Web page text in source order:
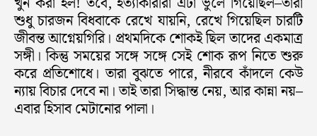
শুধু চারজন বিধবাকে রেখে যায়নি, রেখে গিয়েছিল চারটি
জীবন্ত আগ্নেয়গিরি। প্রথমদিকে শোকই ছিল তাদের একমাত্র
সঙ্গী। কিন্তু সময়ের সঙ্গে সঙ্গে সেই শোক রূপ নিতে শুরু
করে প্রতিশোধে। তারা বুঝতে পারে, নীরবে কাঁদলে কেউ
ন্যায় বিচার দেবে না। তাই তারা সিদ্ধান্ত নেয়, আর কান্না নয়–
এবার হিসাব মেটানোর পালা।